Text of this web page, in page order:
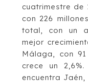
cuatrimestre de
con 226
total, con un
mejor
Málaga, con
crece un
encuentra